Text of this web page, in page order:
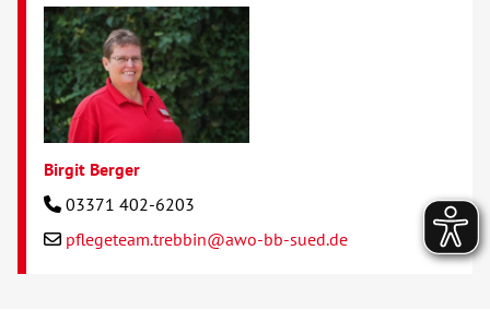
Birgit Berger
03371 402-6203
pflegeteam.trebbin@awo-bb-sued.de